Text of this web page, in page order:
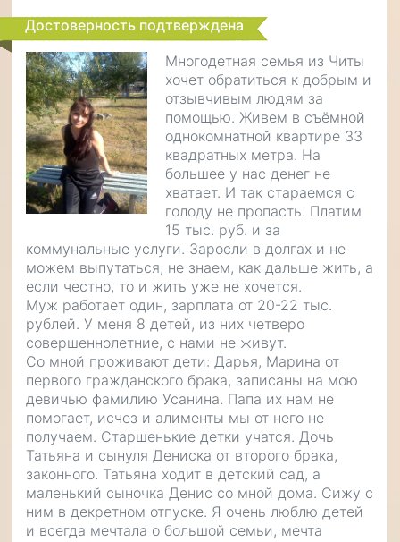
Достоверность подтверждена
Многодетная семья из Читы
хочет обратиться к добрым и
отзывчивым людям за
помощью. Живем в съёмной
однокомнатной квартире 33
квадратных метра. На
большее у нас денег не
хватает. И так стараемся с
голоду не пропасть. Платим
15 тыс. руб. и за
коммунальные услуги. Заросли в долгах и не
можем выпутаться, не знаем, как дальше жить, а
если честно, то и жить уже не хочется.
Муж работает один, зарплата от 20-22 тыс.
рублей. У меня 8 детей, из них четверо
совершеннолетние, с нами не живут.
Со мной проживают дети: Дарья, Марина от
первого гражданского брака, записаны на мою
девичью фамилию Усанина. Папа их нам не
помогает, исчез и алименты мы от него не
получаем. Старшенькие детки учатся. Дочь
Татьяна и сынуля Дениска от второго брака,
законного. Татьяна ходит в детский сад, а
маленький сыночка Денис со мной дома. Сижу с
ним в декретном отпуске. Я очень люблю детей
и всегда мечтала о большой семьи, мечта